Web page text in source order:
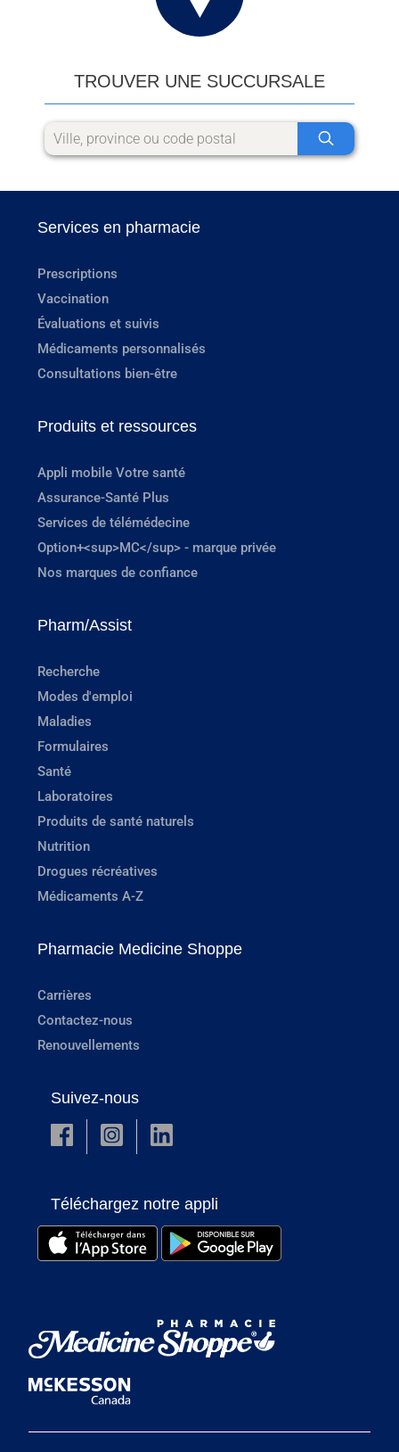
TROUVER UNE SUCCURSALE
Services en pharmacie
Prescriptions
Vaccination
Évaluations et suivis
Médicaments personnalisés
Consultations bien-être
Produits et ressources
Appli mobile Votre santé
Assurance-Santé Plus
Services de télémédecine
Option+<sup>MC</sup> - marque privée
Nos marques de confiance
Pharm/Assist
Recherche
Modes d'emploi
Maladies
Formulaires
Santé
Laboratoires
Produits de santé naturels
Nutrition
Drogues récréatives
Médicaments A-Z
Pharmacie Medicine Shoppe
Carrières
Contactez-nous
Renouvellements
Suivez-nous
Téléchargez notre appli